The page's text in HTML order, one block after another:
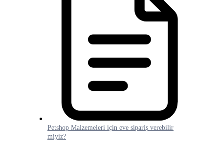
Petshop Malzemeleri için eve sipariş verebilir
miyiz?